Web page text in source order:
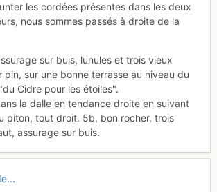
les cordées présentes dans les deux
nous sommes passés à droite de la
sur buis, lunules et trois vieux
pin, sur une bonne terrasse au niveau du
Cidre pour les étoiles".
la dalle en tendance droite en suivant
piton, tout droit. 5b, bon rocher, trois
assurage sur buis.